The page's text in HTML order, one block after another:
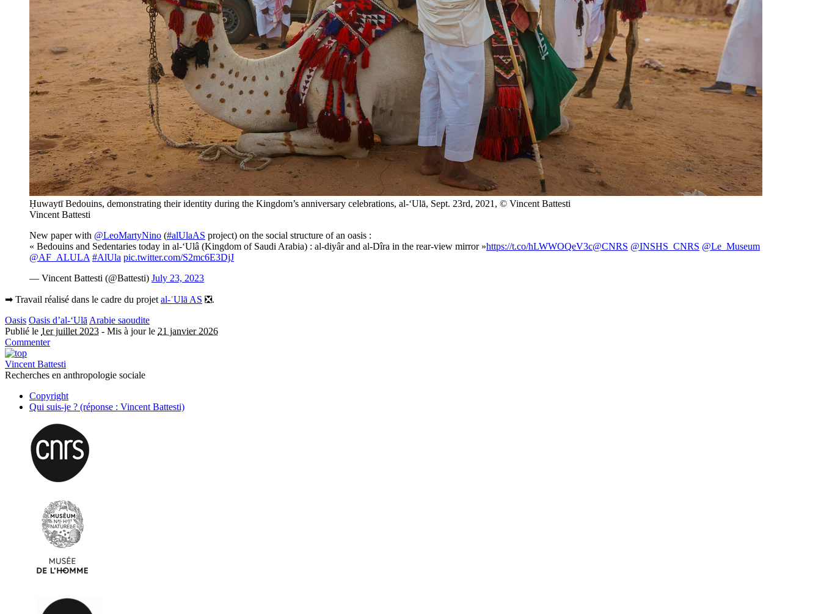
Ḥuwaytī Bedouins, demonstrating their identity during the Kingdom’s anniversary celebrations, al-‘Ulā, Sept. 23rd, 2021, © Vincent Battesti
Vincent Battesti
New paper with @LeoMartyNino (#alUlaAS project) on the social structure of an oasis :
« Bedouins and Sedentaries today in al-‘Ulâ (Kingdom of Saudi Arabia) : al-diyâr and al-Dîra in the rear-view mirror »https://t.co/hLWWOQeV3c@CNRS @INSHS_CNRS @Le_Museum
@AF_ALULA #AlUla pic.twitter.com/S2mc6E3DjJ
— Vincent Battesti (@Battesti) July 23, 2023
➡︎ Travail réalisé dans le cadre du projetal-ʿUlā AS ❎.
Oasis Oasis d’al-‘UlāArabie saoudite
Publié le 1er juillet 2023 - Mis à jour le 21 janvier 2026
Commenter
Vincent Battesti
Recherches en anthropologie sociale
Copyright
Qui suis-je ? (réponse : Vincent Battesti)